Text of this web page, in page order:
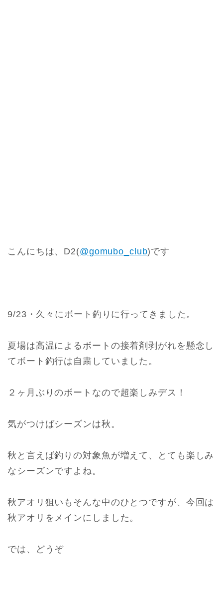
こんにちは、D2(@gomubo_club)です
9/23・久々にボート釣りに行ってきました。
夏場は高温によるボートの接着剤剥がれを懸念し
てボート釣行は自粛していました。
２ヶ月ぶりのボートなので超楽しみデス！
気がつけばシーズンは秋。
秋と言えば釣りの対象魚が増えて、とても楽しみ
なシーズンですよね。
秋アオリ狙いもそんな中のひとつですが、今回は
秋アオリをメインにしました。
では、どうぞ